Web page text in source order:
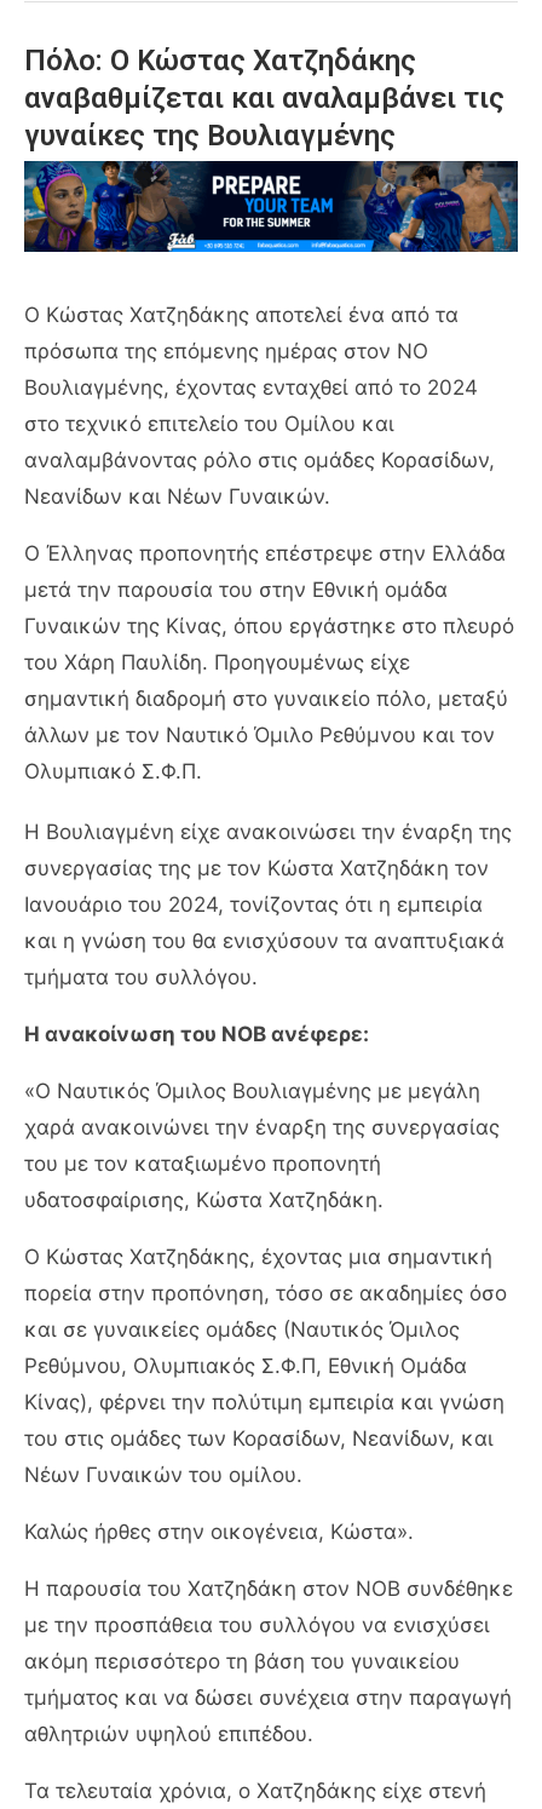
Πόλο: Ο Κώστας Χατζηδάκης
αναβαθμίζεται και αναλαμβάνει τις
γυναίκες της Βουλιαγμένης
Ο Κώστας Χατζηδάκης αποτελεί ένα από τα
πρόσωπα της επόμενης ημέρας στον ΝΟ
Βουλιαγμένης, έχοντας ενταχθεί από το 2024
στο τεχνικό επιτελείο του Ομίλου και
αναλαμβάνοντας ρόλο στις ομάδες Κορασίδων,
Νεανίδων και Νέων Γυναικών.
Ο Έλληνας προπονητής επέστρεψε στην Ελλάδα
μετά την παρουσία του στην Εθνική ομάδα
Γυναικών της Κίνας, όπου εργάστηκε στο πλευρό
του Χάρη Παυλίδη. Προηγουμένως είχε
σημαντική διαδρομή στο γυναικείο πόλο, μεταξύ
άλλων με τον Ναυτικό Όμιλο Ρεθύμνου και τον
Ολυμπιακό Σ.Φ.Π.
Η Βουλιαγμένη είχε ανακοινώσει την έναρξη της
συνεργασίας της με τον Κώστα Χατζηδάκη τον
Ιανουάριο του 2024, τονίζοντας ότι η εμπειρία
και η γνώση του θα ενισχύσουν τα αναπτυξιακά
τμήματα του συλλόγου.
Η ανακοίνωση του ΝΟΒ ανέφερε:
«Ο Ναυτικός Όμιλος Βουλιαγμένης με μεγάλη
χαρά ανακοινώνει την έναρξη της συνεργασίας
του με τον καταξιωμένο προπονητή
υδατοσφαίρισης, Κώστα Χατζηδάκη.
Ο Κώστας Χατζηδάκης, έχοντας μια σημαντική
πορεία στην προπόνηση, τόσο σε ακαδημίες όσο
και σε γυναικείες ομάδες (Ναυτικός Όμιλος
Ρεθύμνου, Ολυμπιακός Σ.Φ.Π, Εθνική Ομάδα
Κίνας), φέρνει την πολύτιμη εμπειρία και γνώση
του στις ομάδες των Κορασίδων, Νεανίδων, και
Νέων Γυναικών του ομίλου.
Καλώς ήρθες στην οικογένεια, Κώστα».
Η παρουσία του Χατζηδάκη στον ΝΟΒ συνδέθηκε
με την προσπάθεια του συλλόγου να ενισχύσει
ακόμη περισσότερο τη βάση του γυναικείου
τμήματος και να δώσει συνέχεια στην παραγωγή
αθλητριών υψηλού επιπέδου.
Τα τελευταία χρόνια, ο Χατζηδάκης είχε στενή